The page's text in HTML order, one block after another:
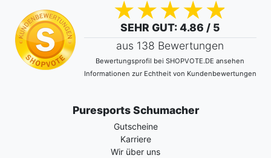
SEHR GUT: 4.86 / 5
aus 138 Bewertungen
Bewertungsprofil bei SHOPVOTE.DE ansehen
Informationen zur Echtheit von Kundenbewertungen
Puresports Schumacher
Gutscheine
Karriere
Wir über uns